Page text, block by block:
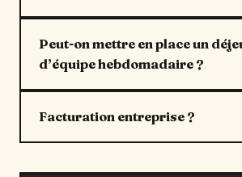
Peut-on mettre en place un
d’équipe hebdomadaire ?
Facturation entreprise ?